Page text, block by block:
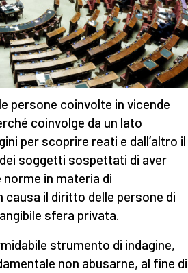
persone coinvolte in vicende
coinvolge da un lato
per scoprire reati e dall’altro il
soggetti sospettati di aver
norme in materia di
il diritto delle persone di
sfera privata.
strumento di indagine,
non abusarne, al fine di